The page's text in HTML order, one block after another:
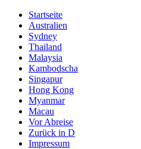
Startseite
Australien
Sydney
Thailand
Malaysia
Kambodscha
Singapur
Hong Kong
Myanmar
Macau
Vor Abreise
Zurück in D
Impressum